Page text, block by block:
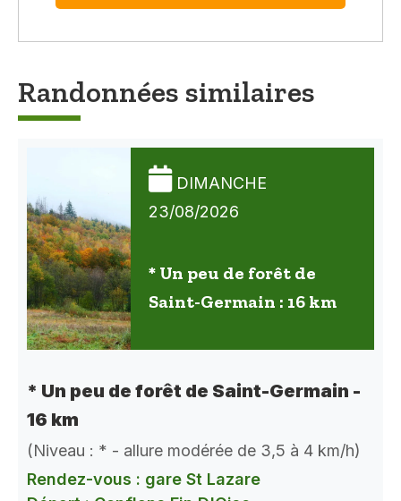
Randonnées similaires
DIMANCHE
23/08/2026
* Un peu de forêt de
Saint-Germain : 16 km
* Un peu de forêt de Saint-Germain -
16 km
(Niveau : * - allure modérée de 3,5 à 4 km/h)
Rendez-vous : gare St Lazare